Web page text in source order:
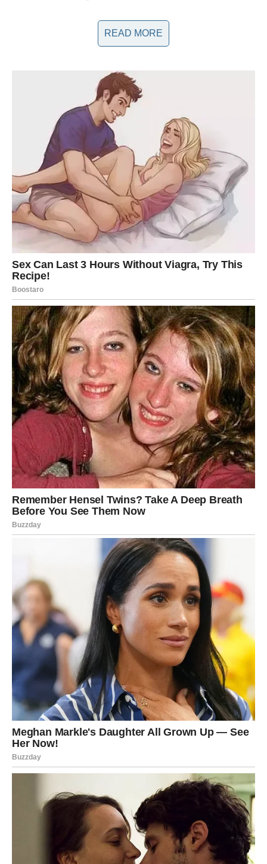
je pjevačica, ostavljajući snažan utisak na sve koji je prate.
se otvore o svojim osjećanjima i izazovima, čime se stvara
zajednica koja se podržava i osnažuje. U njenoj borbi za
mentalno zdravlje, Rada postaje simbol nade i snage,
pokazujući da je otvorenost i iskrenost ključ za suočavanje sa
životnim preprekama.
READ MORE